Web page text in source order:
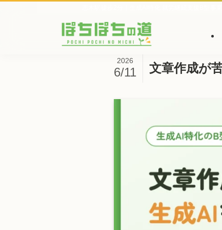
文章作成が
2026
6/11